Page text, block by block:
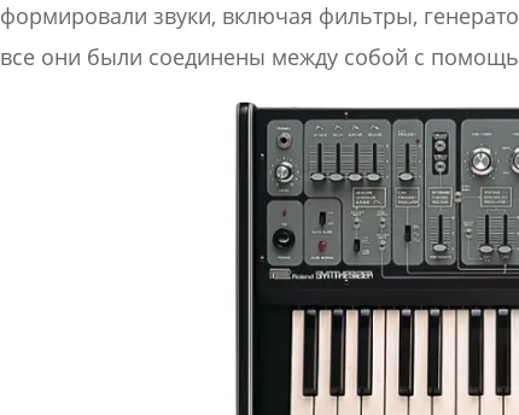
формировали звуки, включая фильтры,
все они были соединены между собой с